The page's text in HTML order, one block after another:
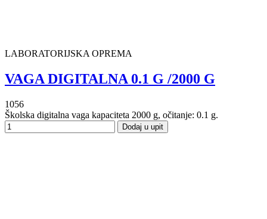
LABORATORIJSKA OPREMA
VAGA DIGITALNA 0.1 G /2000 G
1056
Školska digitalna vaga kapaciteta 2000 g, očitanje: 0.1 g.
Dodaj u upit